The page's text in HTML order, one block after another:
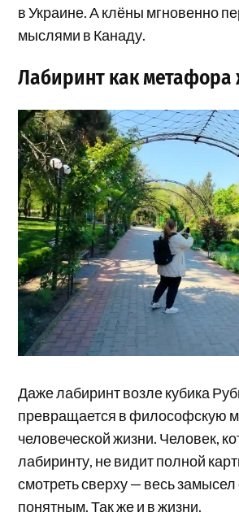
в Украине. А клёны мгновенно
мыслями в Канаду.
Лабиринт как метафора
Даже лабиринт возле кубика
превращается в философскую
человеческой жизни. Человек,
лабиринту, не видит полной
смотреть сверху — весь замысел
понятным. Так же и в жизни.